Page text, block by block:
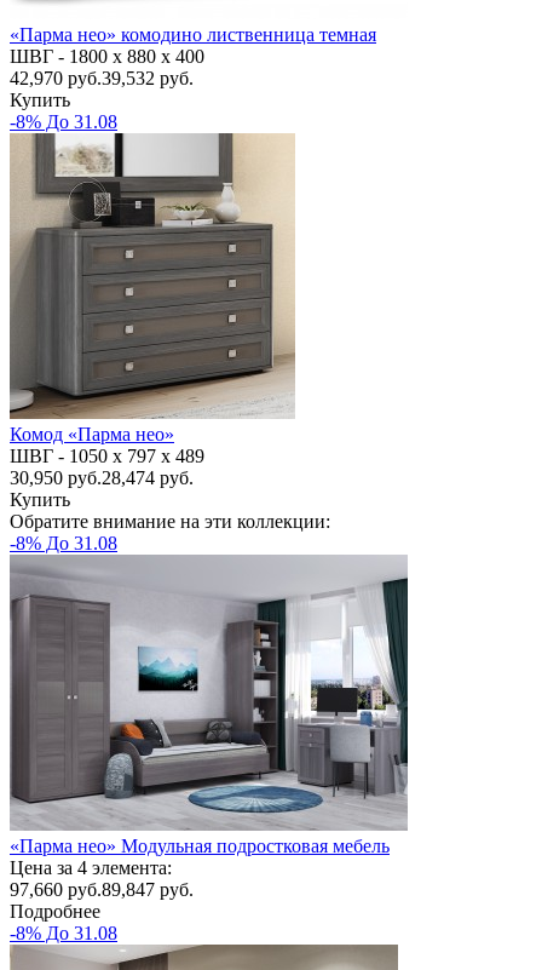
«Парма нео» комодино лиственница темная
ШВГ - 1800 х 880 х 400
42,970 руб.39,532 руб.
Купить
-8% До 31.08
Комод «Парма нео»
ШВГ - 1050 х 797 х 489
30,950 руб.28,474 руб.
Купить
Обратите внимание на эти коллекции:
-8% До 31.08
«Парма нео» Модульная подростковая мебель
Цена за 4 элемента:
97,660 руб.89,847 руб.
Подробнее
-8% До 31.08